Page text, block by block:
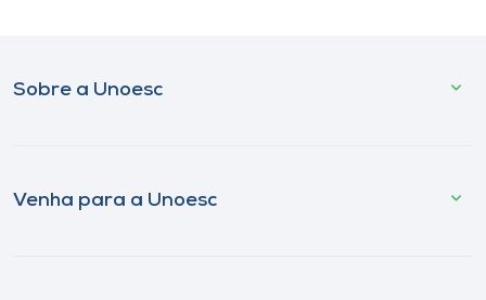
Sobre a Unoesc
Venha para a Unoesc